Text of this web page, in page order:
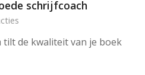
schrijfcoach
tilt de kwaliteit van je boek